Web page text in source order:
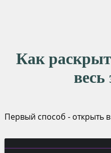
Как
весь
Первый способ - открыть